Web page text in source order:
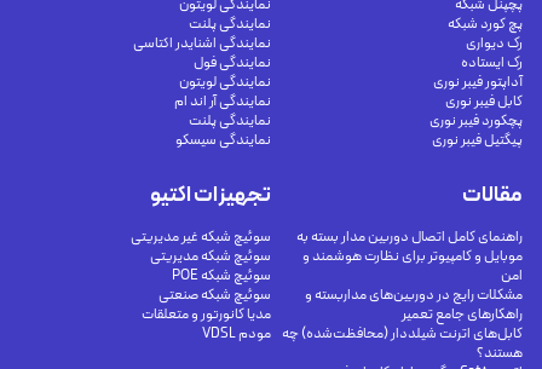
پچپنل شبکه
پچ کورد شبکه
رک دیواری
رک ایستاده
آداپتور فیبر نوری
کابل فیبر نوری
پچکورد فیبر نوری
پیگتیل فیبر نوری
تجهیزات اکتیو
سوئیچ شبکه غیر مدیریتی
سوئیچ شبکه مدیریتی
سوئیچ شبکه POE
سوئیچ شبکه صنعتی
مدیا کانورتور و متعلقات
مودم VDSL
نمایندگی لویتون
نمایندگی پلنت
نمایندگی اشنایدر اکتاسی
نمایندگی فول
نمایندگی لویتون
نمایندگی آر اند ام
نمایندگی پلنت
نمایندگی سیسکو
مقالات
راهنمای کامل اتصال دوربین مدار بسته به
موبایل و کامپیوتر برای نظارت هوشمند و
امن
مشکلات رایج در دوربین‌های مداربسته و
راهکارهای جامع تعمیر
کابل‌های اترنت شیلددار (محافظت‌شده) چه
هستند؟